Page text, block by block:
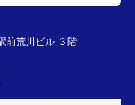
前荒川ビル ３階